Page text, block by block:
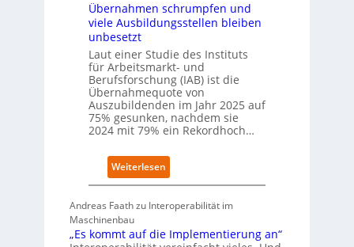
f
P
a
t
z
1
s
c
a
f
t
z
e
i
t
s
i
h
o
Übernahmen schrumpfen und
viele Ausbildungsstellen bleiben
unbesetzt
Laut einer Studie des Instituts
für Arbeitsmarkt- und
Berufsforschung (IAB) ist die
Übernahmequote von
Auszubildenden im Jahr 2025 auf
75% gesunken, nachdem sie
2024 mit 79% ein Rekordhoch…
Weiterlesen:
Ü
e
n
Andreas Faath zu Interoperabilität im
Maschinenbau
„Es kommt auf die Implementierung an“